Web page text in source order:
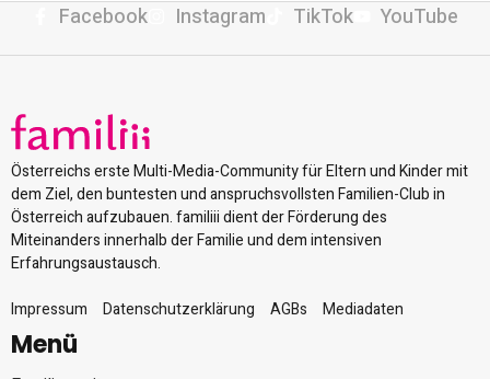
Facebook Instagram TikTok YouTube
Österreichs erste Multi-Media-Community für Eltern und Kinder mit
dem Ziel, den buntesten und anspruchsvollsten Familien-Club in
Österreich aufzubauen. familiii dient der Förderung des
Miteinanders innerhalb der Familie und dem intensiven
Erfahrungsaustausch.
Impressum
Datenschutzerklärung AGBs Mediadaten
Menü